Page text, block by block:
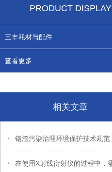
PRODUCT DISPLAY
三丰耗材与配件
查看更多
相关文章
铬渣污染治理环境保护技术规范